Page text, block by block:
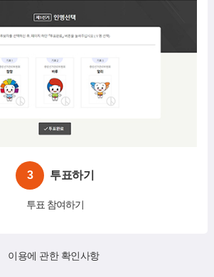
3 투표하기
투표 참여하기
이용에 관한 확인사항